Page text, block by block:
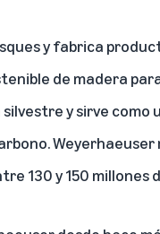
y fabrica
de madera
y sirve como
130 y 150 millones